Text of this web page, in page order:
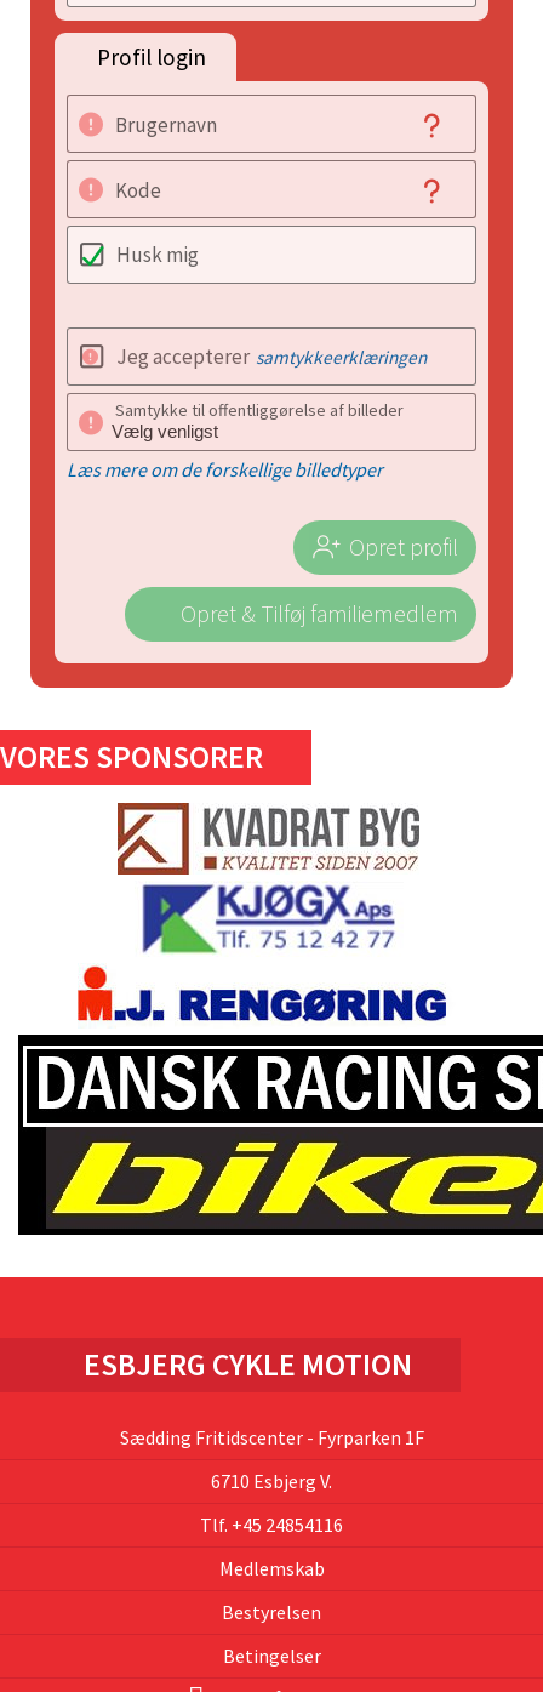
Profil login
Brugernavn
Kode
Husk mig
Jeg accepterer samtykkeerklæringen
Samtykke til offentliggørelse af billeder
Læs mere om de forskellige billedtyper
Opret profil
Opret & Tilføj familiemedlem
VORES SPONSORER
ESBJERG CYKLE MOTION
Sædding Fritidscenter - Fyrparken 1F
6710 Esbjerg V.
Tlf. +45 24854116
Medlemskab
Bestyrelsen
Betingelser